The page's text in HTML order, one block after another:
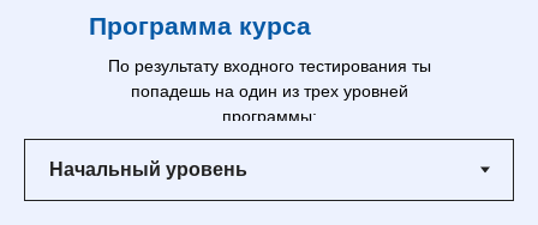
Программа курса
По результату входного тестирования ты
попадешь на один из трех уровней
программы: